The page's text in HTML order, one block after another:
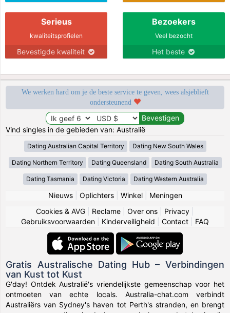
Serieus
kwaliteitsprofielen
Bevestigde kwaliteit
Bezoekers
Veel bezocht
Het beste
We werken hard om je de beste service te geven, wees alsjeblieft
ondersteunend
Vind singles in de gebieden van: Australië
Dating Australian Capital Territory Dating New South Wales
Dating Northern Territory Dating Queensland Dating South Australia
Dating Tasmania Dating Victoria Dating Western Australia
Nieuws| Oplichters| Winkel| Meningen
Cookies & AVG
Reclame Over ons Privacy
Gebruiksvoorwaarden
Kinderveiligheid Contact FAQ
Gratis Australische Dating Hub – Verbindingen
van Kust tot Kust
G'day! Ontdek Australië's vriendelijkste gemeenschap voor het
ontmoeten van echte locals. Australia-chat.com verbindt
Australiërs van Sydney's haven tot Perth's stranden, en brengt